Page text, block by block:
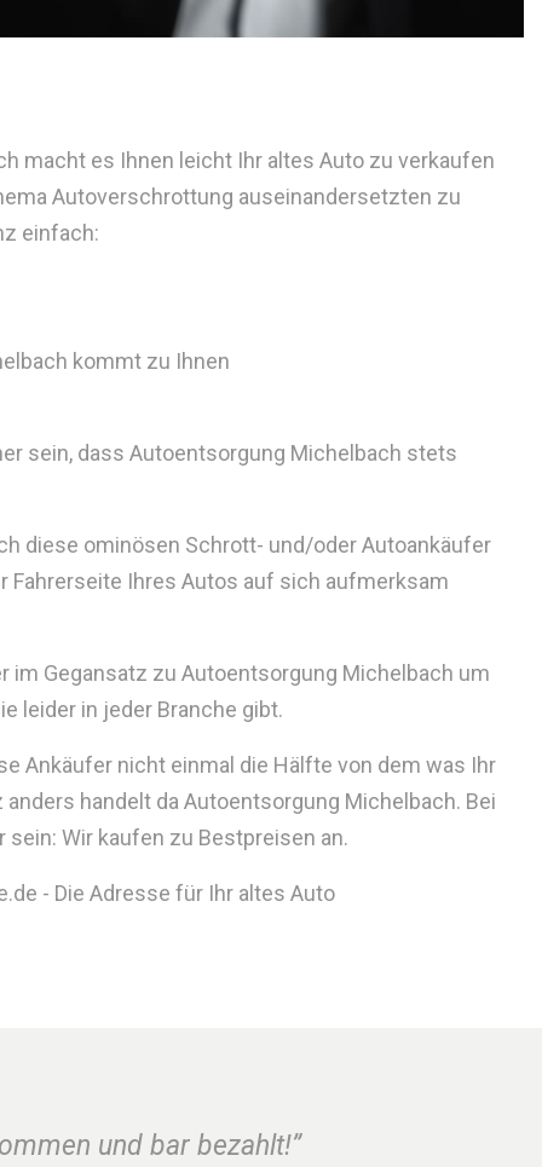
macht es Ihnen leicht Ihr altes Auto zu verkaufen
Autoverschrottung auseinandersetzten zu
einfach:
kommt zu Ihnen
sein, dass Autoentsorgung Michelbach stets
diese ominösen Schrott- und/oder Autoankäufer
Fahrerseite Ihres Autos auf sich aufmerksam
im Gegansatz zu Autoentsorgung Michelbach um
leider in jeder Branche gibt.
Ankäufer nicht einmal die Hälfte von dem was Ihr
handelt da Autoentsorgung Michelbach. Bei
Wir kaufen zu Bestpreisen an.
- Die Adresse für Ihr altes Auto
und bar bezahlt!”